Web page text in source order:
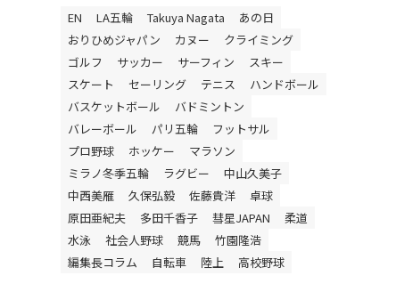
EN LA五輪 Takuya Nagata
あの日
おりひめジャパン
カヌー
クライミング
ゴルフ
サッカー サーフィン
スキー
スケート
セーリング テニス
ハンドボール
バスケットボール
バドミントン
バレーボール
パリ五輪
フットサル
プロ野球
ホッケー
マラソン
ミラノ冬季五輪
ラグビー
中山久美子
中西美雁
久保弘毅 佐藤貴洋
卓球
原田亜紀夫
多田千香子 彗星JAPAN
柔道
水泳
社会人野球 競馬
竹園隆浩
編集長コラム
自転車 陸上 高校野球